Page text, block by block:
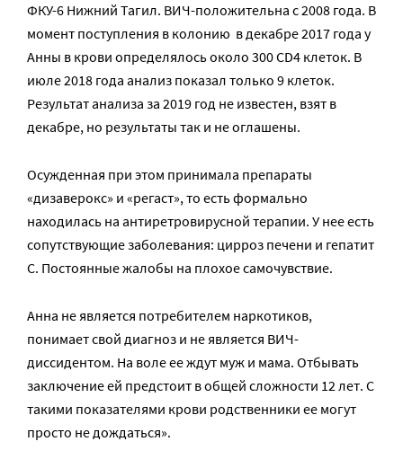
ФКУ-6 Нижний Тагил. ВИЧ-положительна с 2008 года. В
момент поступления в колонию в декабре 2017 года у
Анны в крови определялось около 300 CD4 клеток. В
июле 2018 года анализ показал только 9 клеток.
Результат анализа за 2019 год не известен, взят в
декабре, но результаты так и не оглашены.
Осужденная при этом принимала препараты
«дизаверокс» и «регаст», то есть формально
находилась на антиретровирусной терапии. У нее есть
сопутствующие заболевания: цирроз печени и гепатит
С. Постоянные жалобы на плохое самочувствие.
Анна не является потребителем наркотиков,
понимает свой диагноз и не является ВИЧ-
диссидентом. На воле ее ждут муж и мама. Отбывать
заключение ей предстоит в общей сложности 12 лет. С
такими показателями крови родственники ее могут
просто не дождаться».